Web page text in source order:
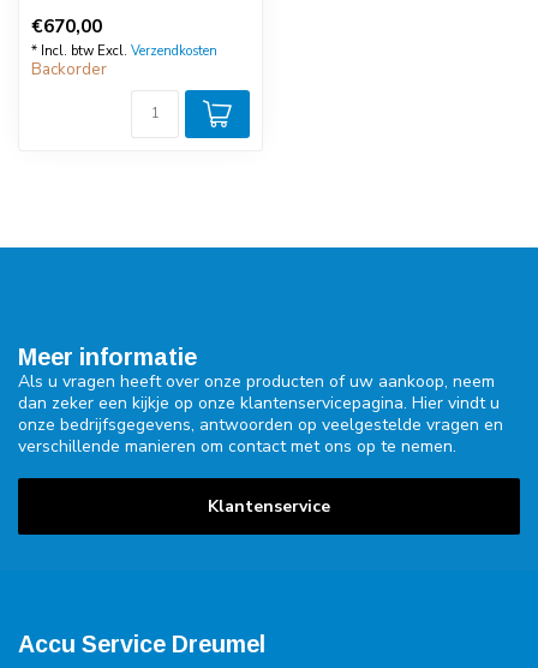
compact...
€670,00
* Incl. btw Excl. Verzendkosten
Backorder
Meer informatie
Als u vragen heeft over onze producten of uw aankoop, neem
dan zeker een kijkje op onze klantenservicepagina. Hier vindt u
onze bedrijfsgegevens, antwoorden op veelgestelde vragen en
verschillende manieren om contact met ons op te nemen.
Klantenservice
Accu Service Dreumel